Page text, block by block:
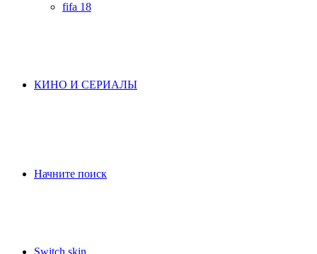
fifa 18
КИНО И СЕРИАЛЫ
Начните поиск
Switch skin